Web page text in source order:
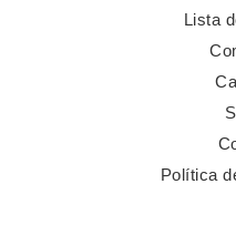
Lista
Política